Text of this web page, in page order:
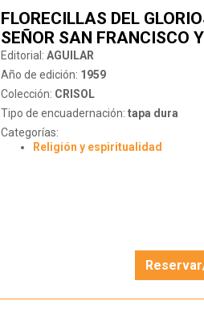
FLORECILLAS DEL
SEÑOR SAN FRANCISCO
HERMANOS
Editorial: AGUILAR
Año de edición: 1959
Colección: CRISOL
Tipo de encuadernación: tapa dura
Categorías:
Religión y espiritualidad